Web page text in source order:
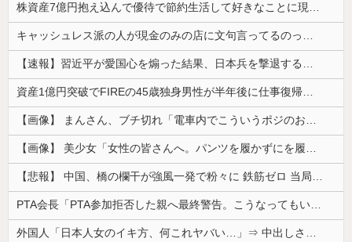
株資産7億円抱え込んで優待で節約生活して好きなことに現金使わないまま死んでく人の最後の言葉
キャッシュレス派の人が現金のみの店に文句言ってるのってどう思う？
【速報】習近平が愛国心を煽った結果、日本兵を撃退する「抗日テーマパーク」が各地で人気 1000人超が軍服姿で一斉突撃！
資産1億円突破でFIREの45歳独身男性が半年後に仕事復帰を決意した「1通の通知」
【画像】 まんさん、ブチ切れ「電車内でこういうポジのおじ、ガチでイラネ」→
【画像】 美少女「女性の皆さんへ。パンツを履かずにを履いてみてください」
【悲報】 中国、橋の欄干が強風一発で粉々に 鉄筋ゼロ 当局「接着剤でくっつけただけ」「正常で、品質問題はない」
PTA会長「PTA参加拒否した親へ最終警告。こうなってもいい？」
外国人「日本人女のイキ方、何これヤバい…」⇒ 中出しされ痙攣する姿が海外で話題に